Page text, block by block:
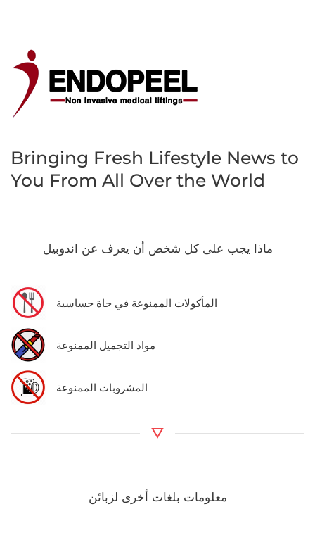
Bringing Fresh Lifestyle News to
You From All Over the World
ماذا يجب على كل شخص أن يعرف عن اندوبيل
المأكولات الممنوعة في حاة حساسية
مواد التجميل الممنوعة
المشروبات الممنوعة
معلومات بلغات أخرى لزبائن